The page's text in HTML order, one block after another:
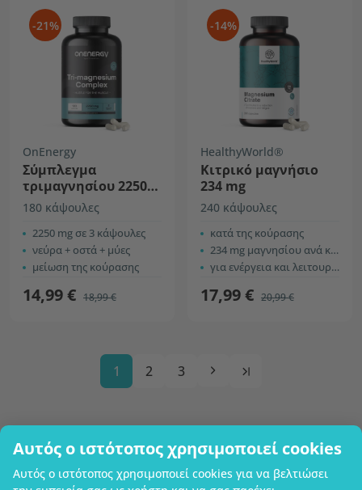
Αυτός ο ιστότοπος χρησιμοποιεί cookies
Αυτός ο ιστότοπος χρησιμοποιεί cookies για να βελτιώσει
-21%
OnEnergy
Σύμπλεγμα
τριμαγνησίου 2250
mg
180 κάψουλες
2250 mg σε 3 κάψουλες
νεύρα + οστά + μύες
μείωση της κούρασης
14,99 € 18,99 €
-14%
HealthyWorld®
Κιτρικό μαγνήσιο
234 mg
240 κάψουλες
κατά της κούρασης
234 mg μαγνησίου ανά κάψουλα
για ενέργεια και λειτουργία των μυών
17,99 € 20,99 €
1 2 3
Επωνυμία επιχείρησης